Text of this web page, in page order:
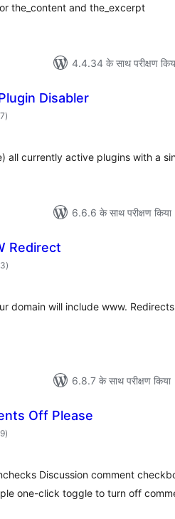
the_content and the_excerpt
4.4.34 के साथ परीक्षण
Disabler
कुल
दर)
all currently active plugins with a
6.6.6 के साथ परीक्षण किया
Redirect
कुल
दर)
domain will include www.
6.8.7 के साथ परीक्षण किया
Off Please
कुल
दर)
Discussion comment
one-click toggle to turn off